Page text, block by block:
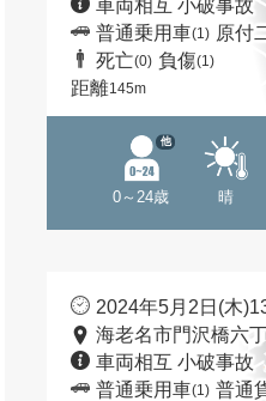
車両相互 小破事故
普通乗用車(1) 原付
死亡(0) 負傷(1)
距離145m
0～24歳
他
晴
2024年5月2日(木
海老名市門沢橋六
車両相互 小破事故
普通乗用車(1) 普通